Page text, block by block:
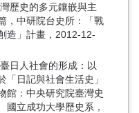
歷史的多元鑲嵌與主
，中研院台史所：「戰
造」計畫，2012-12-
日人社會的形成：以
日記與社會生活史」
館：中央研究院臺灣史
國立成功大學歷史系，